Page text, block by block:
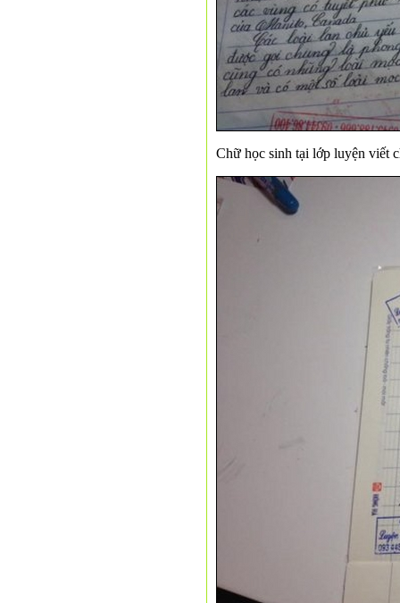
Chữ học sinh tại lớp luyện viết